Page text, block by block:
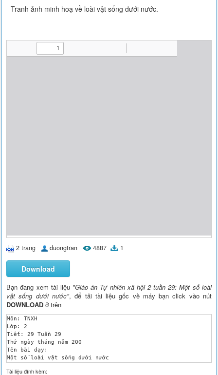
- Tranh ảnh minh hoạ về loài vật sống dưới nước.
2 trang duongtran 4887 1
Download
Bạn đang xem tài liệu "Giáo án Tự nhiên xã hội 2 tuần 29: Một số loài
vật sống dưới nước", để tải tài liệu gốc về máy bạn click vào nút
DOWNLOAD ở trên
Môn: TNXH
Lớp: 2
Tiết: 29 Tuần 29
Thứ ngày tháng năm 200
Tên bài dạy:
Một số loài vật sống dưới nước
I. Mục tiêu:
HS biết:
Tài liệu đính kèm: